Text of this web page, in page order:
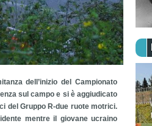
dell’inizio del Campionato
sul campo e si è aggiudicato
del Gruppo R-due ruote motrici.
mentre il giovane ucraino